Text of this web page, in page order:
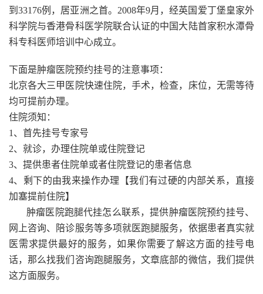
到33176例，居亚洲之首。2008年9月，经英国爱丁堡皇家外
科学院与香港骨科医学院联合认证的中国大陆首家积水潭骨
科专科医师培训中心成立。
下面是肿瘤医院预约挂号的注意事项：
北京各大三甲医院快速住院，手术，检查，床位，无需等待
均可提前办理。
住院须知：
1、首先挂号专家号
2、就诊，办理住院单或住院登记
3、提供患者住院单或者住院登记的患者信息
4、剩下的由我来操作办理【我们有过硬的内部关系，直接
加塞提前住院】
肿瘤医院跑腿代挂怎么联系，提供肿瘤医院预约挂号、
网上咨询、陪诊服务等多项就医跑腿服务，依据患者真实就
医需求提供最好的服务，如果你需要了解这方面的挂号电
话，那么找我们咨询跑腿服务，文章底部的微信，我们提供
这方面服务。